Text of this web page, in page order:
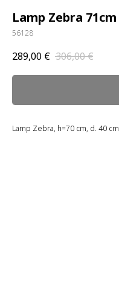
Lamp Zebra 71cm
56128
289,00 € 306,00€
Lamp Zebra, h=70 cm, d. 40 cm